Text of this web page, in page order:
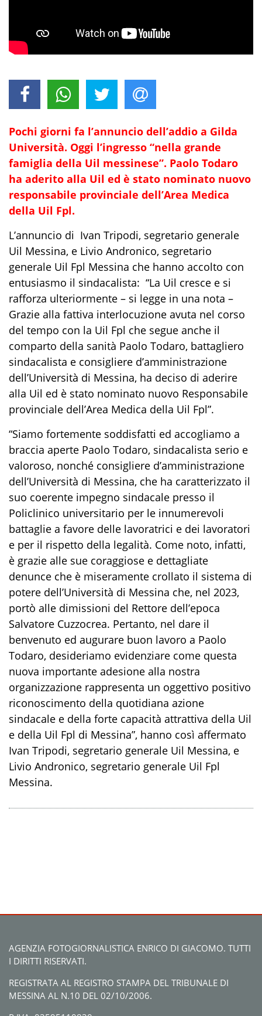
Pochi giorni fa l’annuncio dell’addio a Gilda
Università. Oggi l’ingresso “nella grande
famiglia della Uil messinese”. Paolo Todaro
ha aderito alla Uil ed è stato nominato nuovo
responsabile provinciale dell’Area Medica
della Uil Fpl.
L’annuncio di Ivan Tripodi, segretario generale
Uil Messina, e Livio Andronico, segretario
generale Uil Fpl Messina che hanno accolto con
entusiasmo il sindacalista: “La Uil cresce e si
rafforza ulteriormente – si legge in una nota –
Grazie alla fattiva interlocuzione avuta nel corso
del tempo con la Uil Fpl che segue anche il
comparto della sanità Paolo Todaro, battagliero
sindacalista e consigliere d’amministrazione
dell’Università di Messina, ha deciso di aderire
alla Uil ed è stato nominato nuovo Responsabile
provinciale dell’Area Medica della Uil Fpl”.
“Siamo fortemente soddisfatti ed accogliamo a
braccia aperte Paolo Todaro, sindacalista serio e
valoroso, nonché consigliere d’amministrazione
dell’Università di Messina, che ha caratterizzato il
suo coerente impegno sindacale presso il
Policlinico universitario per le innumerevoli
battaglie a favore delle lavoratrici e dei lavoratori
e per il rispetto della legalità. Come noto, infatti,
è grazie alle sue coraggiose e dettagliate
denunce che è miseramente crollato il sistema di
potere dell’Università di Messina che, nel 2023,
portò alle dimissioni del Rettore dell’epoca
Salvatore Cuzzocrea. Pertanto, nel dare il
benvenuto ed augurare buon lavoro a Paolo
Todaro, desideriamo evidenziare come questa
nuova importante adesione alla nostra
organizzazione rappresenta un oggettivo positivo
riconoscimento della quotidiana azione
sindacale e della forte capacità attrattiva della Uil
e della Uil Fpl di Messina”, hanno così affermato
Ivan Tripodi, segretario generale Uil Messina, e
Livio Andronico, segretario generale Uil Fpl
Messina.
AGENZIA FOTOGIORNALISTICA ENRICO DI GIACOMO. TUTTI
I DIRITTI RISERVATI.
REGISTRATA AL REGISTRO STAMPA DEL TRIBUNALE DI
MESSINA AL N.10 DEL 02/10/2006.